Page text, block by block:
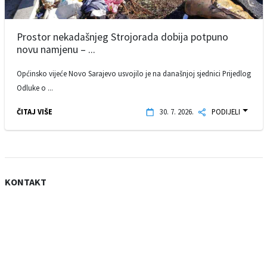
Prostor nekadašnjeg Strojorada dobija potpuno
novu namjenu – ...
Općinsko vijeće Novo Sarajevo usvojilo je na današnjoj sjednici Prijedlog
Odluke o ...
ČITAJ VIŠE 30. 7. 2026. PODIJELI
KONTAKT